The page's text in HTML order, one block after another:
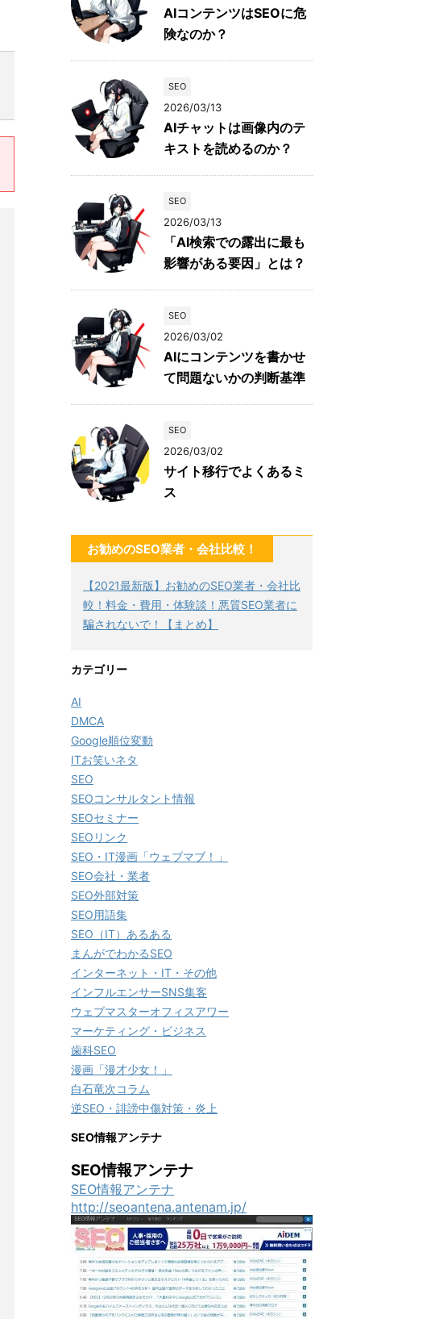
AIコンテンツはSEOに危
険なのか？
SEO
2026/03/13
AIチャットは画像内のテ
キストを読めるのか？
SEO
2026/03/13
「AI検索での露出に最も
影響がある要因」とは？
SEO
2026/03/02
AIにコンテンツを書かせ
て問題ないかの判断基準
SEO
2026/03/02
サイト移行でよくあるミ
ス
お勧めのSEO業者・会社比較！
【2021最新版】お勧めのSEO業者・会社比
較！料金・費用・体験談！悪質SEO業者に
騙されないで！【まとめ】
カテゴリー
AI
DMCA
Google順位変動
ITお笑いネタ
SEO
SEOコンサルタント情報
SEOセミナー
SEOリンク
SEO・IT漫画「ウェブマブ！」
SEO会社・業者
SEO外部対策
SEO用語集
SEO（IT）あるある
まんがでわかるSEO
インターネット・IT・その他
インフルエンサーSNS集客
ウェブマスターオフィスアワー
マーケティング・ビジネス
歯科SEO
漫画「漫才少女！」
白石竜次コラム
逆SEO・誹謗中傷対策・炎上
SEO情報アンテナ
SEO情報アンテナ
SEO情報アンテナ
http://seoantena.antenam.jp/